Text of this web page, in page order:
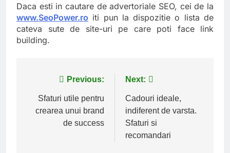
Daca esti in cautare de advertoriale SEO, cei de la
www.SeoPower.ro iti pun la dispozitie o lista de
cateva sute de site-uri pe care poti face link
building.
Navigare
articole
Previous:
Sfaturi utile pentru
crearea unui brand
de success
Next:
Cadouri ideale,
indiferent de varsta.
Sfaturi si
recomandari